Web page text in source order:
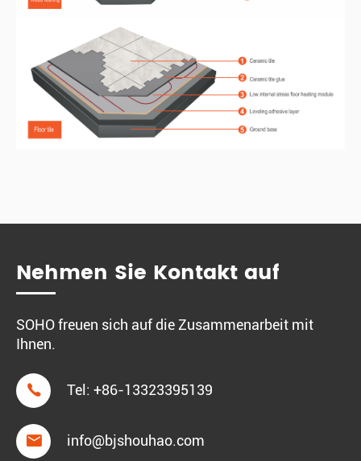
Nehmen Sie Kontakt auf
SOHO freuen sich auf die Zusammenarbeit mit
Ihnen.
 Tel: +86-13323395139
 info@bjshouhao.com